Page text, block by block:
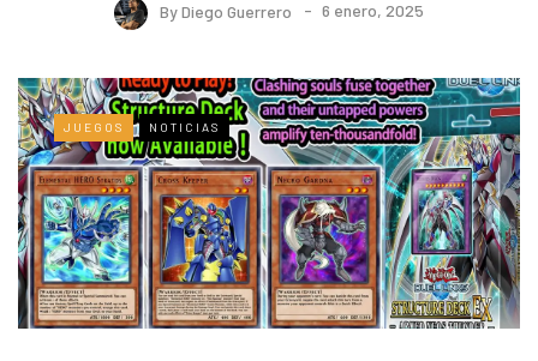
ByDiego Guerrero 6 enero, 2025
JUEGOS NOTICIAS